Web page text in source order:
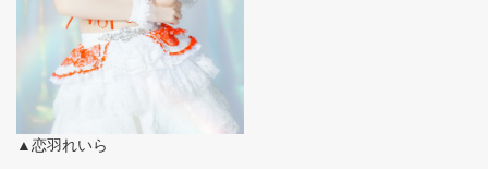
▲恋羽れいら